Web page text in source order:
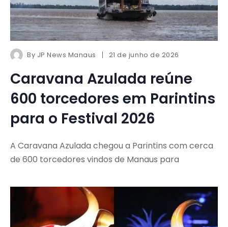
By JP News Manaus 21 de junho de 2026
Caravana Azulada reúne
600 torcedores em Parintins
para o Festival 2026
A Caravana Azulada chegou a Parintins com cerca
de 600 torcedores vindos de Manaus para